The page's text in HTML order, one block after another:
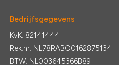
Bedrijfsgegevens
KvK: 82141444
Rek.nr: NL78RABO0162875134
BTW: NL003645366B89